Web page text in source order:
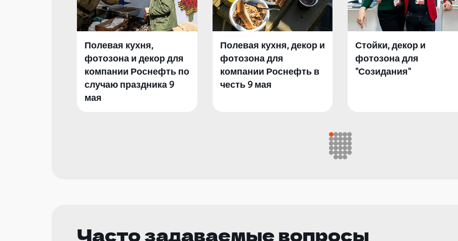
Полевая кухня,
фотозона и декор для
компании Роснефть по
случаю праздника 9
мая
Полевая кухня, декор и
фотозона для
компании Роснефть в
честь 9 мая
Стойки, декор и
фотозона для
"Созидания"
Часто задаваемые вопросы